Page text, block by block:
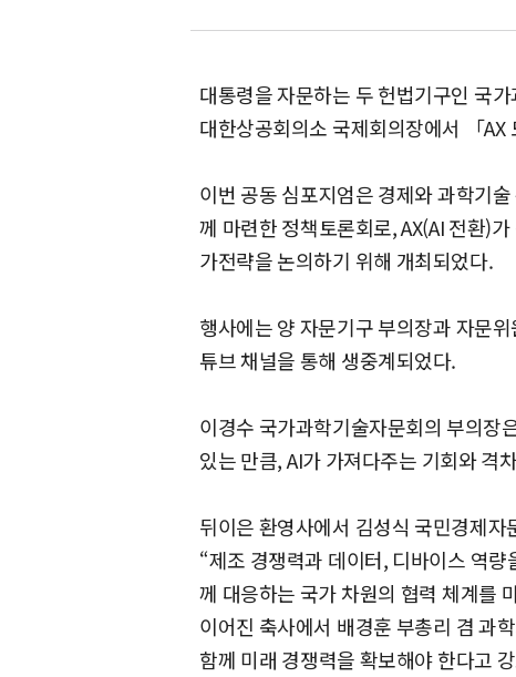
대통령을 자문하는 두 헌법기구인 국
대한상공회의소 국제회의장에서 「
이번 공동 심포지엄은 경제와 과학기
께 마련한 정책토론회로, AX(AI 전환)
가전략을 논의하기 위해 개최되었다.
행사에는 양 자문기구 부의장과 자문
튜브 채널을 통해 생중계되었다.
이경수 국가과학기술자문회의 부의장
있는 만큼, AI가 가져다주는 기회와 격
뒤이은 환영사에서 김성식 국민경제
“제조 경쟁력과 데이터, 디바이스 역
께 대응하는 국가 차원의 협력 체계를
이어진 축사에서 배경훈 부총리 겸 과
함께 미래 경쟁력을 확보해야 한다고